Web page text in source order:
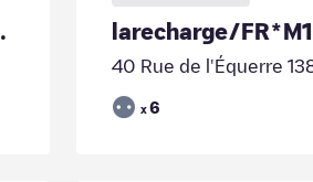
40 Rue de l'Équerre
x 6